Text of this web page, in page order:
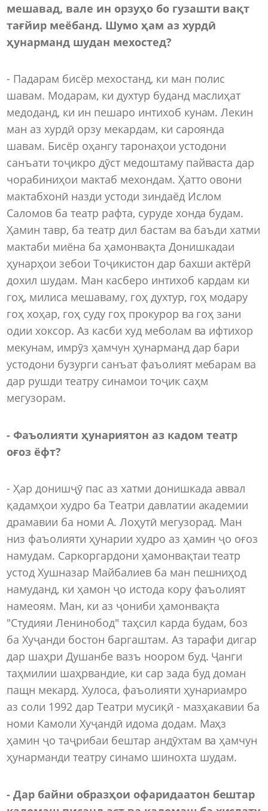
мешавад, вале ин орзуҳо бо гузашти вақт
тағйир меёбанд. Шумо ҳам аз хурдӣ
ҳунарманд шудан мехостед?
- Падарам бисёр мехостанд, ки ман полис
шавам. Модарам, ки духтур буданд маслиҳат
медоданд, ки ин пешаро интихоб кунам. Лекин
ман аз хурдӣ орзу мекардам, ки сароянда
шавам. Бисёр оҳангу таронаҳои устодони
санъати тоҷикро дӯст медоштаму пайваста дар
чорабиниҳои мактаб мехондам. Ҳатто овони
мактабхонӣ назди устоди зиндаёд Ислом
Саломов ба театр рафта, суруде хонда будам.
Ҳамин тавр, ба театр дил бастам ва баъди хатми
мактаби миёна ба ҳамонвақта Донишкадаи
ҳунарҳои зебои Тоҷикистон дар бахши актёрӣ
дохил шудам. Ман касберо интихоб кардам ки
гоҳ, милиса мешаваму, гоҳ духтур, гоҳ модару
гоҳ хоҳар, гоҳ суду гоҳ прокурор ва гоҳ зани
одии хоксор. Аз касби худ меболам ва ифтихор
мекунам, имрӯз ҳамчун ҳунарманд дар бари
устодони бузурги санъат фаъолият мебарам ва
дар рушди театру синамои тоҷик саҳм
мегузорам.
- Фаъолияти ҳунариятон аз кадом театр
оғоз ёфт?
- Ҳар донишҷӯ пас аз хатми донишкада аввал
қадамҳои худро ба Театри давлатии академии
драмавии ба номи А. Лоҳутӣ мегузорад. Ман
низ фаъолияти ҳунарии худро аз ҳамин ҷо оғоз
намудам. Саркоргардони ҳамонвақтаи театр
устод Хушназар Майбалиев ба ман пешниҳод
намуданд, ки ҳамон ҷо истода кору фаъолият
намеоям. Ман, ки аз ҷониби ҳамонвақта
"Студияи Ленинобод" таҳсил карда будам, боз
ба Хуҷанди бостон баргаштам. Аз тарафи дигар
дар шаҳри Душанбе вазъ ноором буд. Ҷанги
таҳмилии шаҳрвандие, ки сар зада буд доман
пащн мекард. Хулоса, фаъолияти ҳунариамро
аз соли 1992 дар Театри мусиқӣ - мазҳакавии ба
номи Камоли Хуҷандӣ идома додам. Маҳз
ҳамин ҷо таҷрибаи бештар андӯхтам ва ҳамчун
ҳунарманди театру синамо шинохта шудам.
- Дар байни образҳои офаридаатон бештар